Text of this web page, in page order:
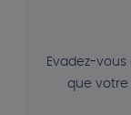
Evadez-
que votre